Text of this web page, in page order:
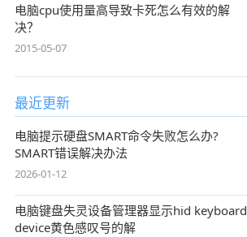
电脑cpu使用量高导致卡死怎么有效的解
决？
2015-05-07
最近更新
电脑提示硬盘SMART命令失败怎么办?
SMART错误解决办法
2026-01-12
电脑键盘失灵设备管理器显示hid keyboard
device黄色感叹号的解